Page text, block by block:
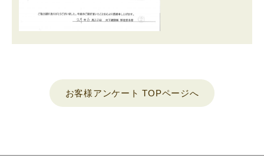
お客様アンケート TOPページへ